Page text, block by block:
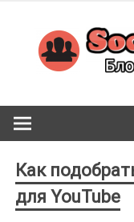
content
Как
для YouTube